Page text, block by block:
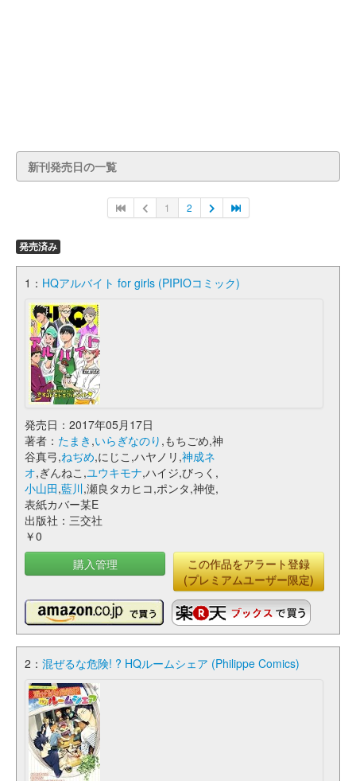
新刊発売日の一覧
1 2
発売済み
1： HQアルバイト for girls (PIPIOコミック)
発売日：2017年05月17日
著者： たまき ,いらぎなのり ,もちごめ,神
谷真弓,ねぢめ,にじこ,ハヤノリ,神成ネ
オ,ぎんねこ,ユウキモナ,ハイジ,びっく,
小山田,藍川,瀬良タカヒコ,ポンタ,神使,
表紙カバー某E
出版社：三交社
￥0
購入管理
この作品をアラート登録
(プレミアムユーザー限定)
2： 混ぜるな危険! ? HQルームシェア (Philippe Comics)